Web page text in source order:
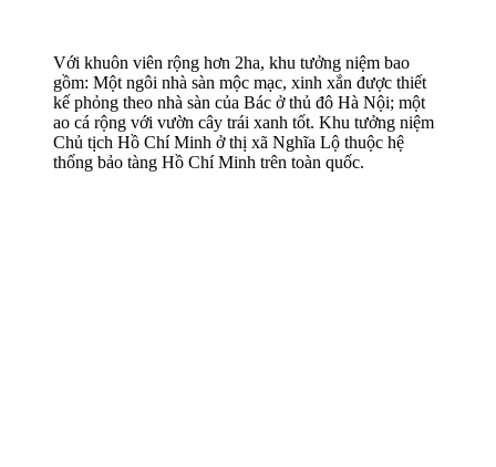
Với khuôn viên rộng hơn 2ha, khu tưởng niệm bao
gồm: Một ngôi nhà sàn mộc mạc, xinh xắn được thiết
kế phỏng theo nhà sàn của Bác ở thủ đô Hà Nội; một
ao cá rộng với vườn cây trái xanh tốt. Khu tưởng niệm
Chủ tịch Hồ Chí Minh ở thị xã Nghĩa Lộ thuộc hệ
thống bảo tàng Hồ Chí Minh trên toàn quốc.